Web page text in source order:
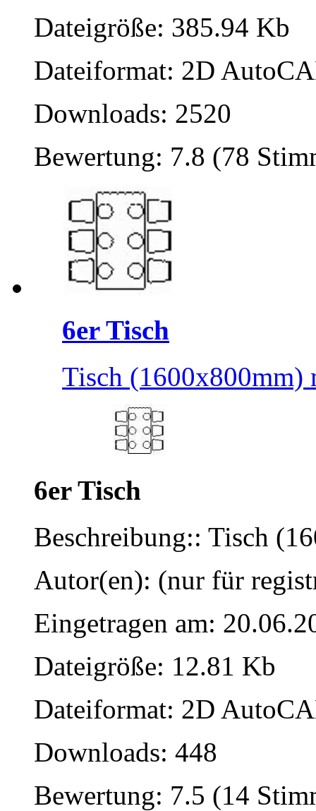
Dateigröße: 385.94 Kb
Dateiformat: 2D
Downloads: 2520
Bewertung: 7.8 (78
6er Tisch
Tisch (1600x800mm)
6er Tisch
Beschreibung:: Tisch
Autor(en): (nur für
Eingetragen am:
Dateigröße: 12.81 Kb
Dateiformat: 2D
Downloads: 448
Bewertung: 7.5 (14